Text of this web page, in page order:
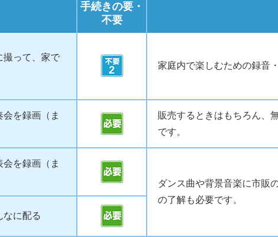
手続きの要・
不要
撮って、家で
家庭内で楽しむための録音
を録画（ま
販売するときはもちろん、
です。
を録画（ま
ダンス曲や背景音楽に市販
の了解も必要です。
なに配る